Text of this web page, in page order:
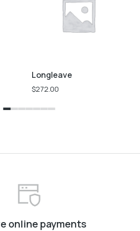
Longleave
$272.00
online payments